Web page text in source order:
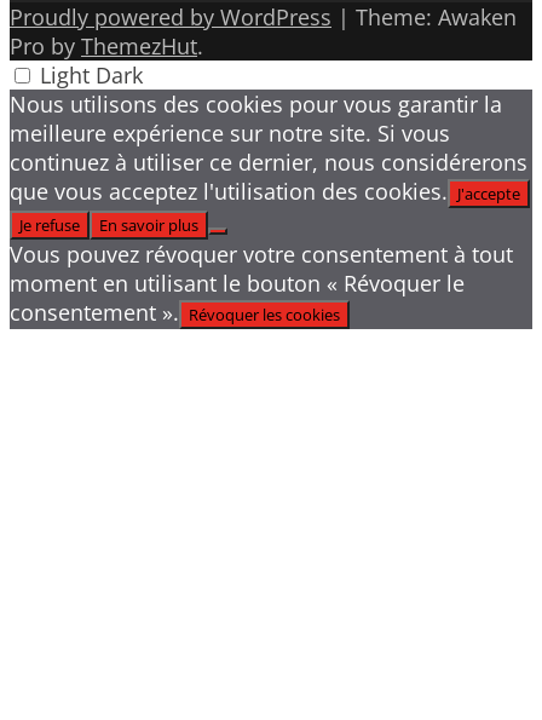
Proudly powered by WordPress | Theme: Awaken
Pro by ThemezHut.
Light Dark
Nous utilisons des cookies pour vous garantir la
meilleure expérience sur notre site. Si vous
continuez à utiliser ce dernier, nous considérerons
que vous acceptez l'utilisation des cookies. J'accepte
Je refuse
En savoir plus
Vous pouvez révoquer votre consentement à tout
moment en utilisant le bouton « Révoquer le
consentement ». Révoquer les cookies